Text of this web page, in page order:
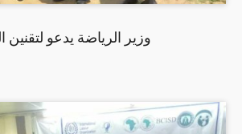
وزير الرياضة يدعو لتقنين